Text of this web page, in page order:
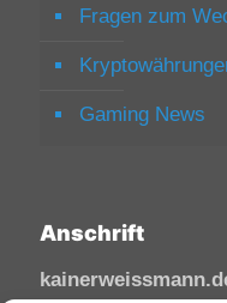
Fragen zum
Gaming News
Anschrift